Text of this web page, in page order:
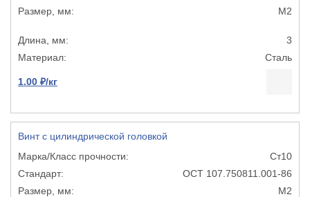
М2
3
Сталь
1.00 ₽/кг
Винт с цилиндрической головкой
Ст10
ОСТ 107.750811.001-86
М2